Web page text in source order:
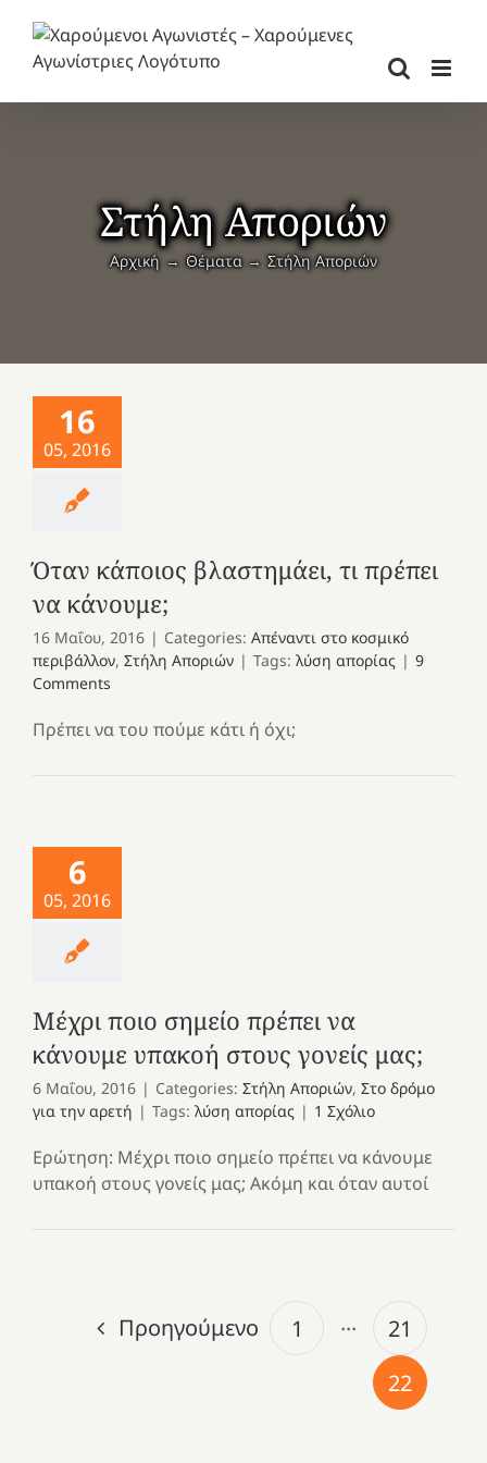
περιεχόμενο
Στήλη Αποριών
Αρχική Θέματα Στήλη Αποριών
16
05, 2016
Όταν κάποιος βλαστημάει, τι πρέπει
να κάνουμε;
16 Μαΐου, 2016 | Categories: Απέναντι στο κοσμικό
περιβάλλον, Στήλη Αποριών | Tags: λύση απορίας | 9
Comments
Πρέπει να του πούμε κάτι ή όχι;
6
05, 2016
Μέχρι ποιο σημείο πρέπει να
κάνουμε υπακοή στους γονείς μας;
6 Μαΐου, 2016 | Categories: Στήλη Αποριών, Στο δρόμο
για την αρετή | Tags: λύση απορίας | 1 Σχόλιο
Ερώτηση: Μέχρι ποιο σημείο πρέπει να κάνουμε
υπακοή στους γονείς μας; Ακόμη και όταν αυτοί
Προηγούμενο 1 ···
21
22